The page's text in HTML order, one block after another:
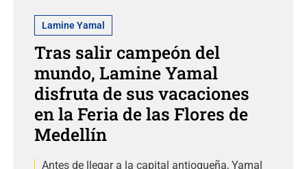
Lamine Yamal
Tras salir campeón del
mundo, Lamine Yamal
disfruta de sus vacaciones
en la Feria de las Flores de
Medellín
Antes de llegar a la capital antioqueña, Yamal